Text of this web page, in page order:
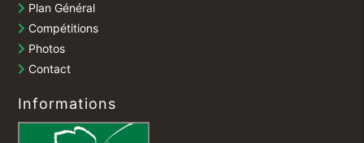
Plan Général
Compétitions
Photos
Contact
Informations